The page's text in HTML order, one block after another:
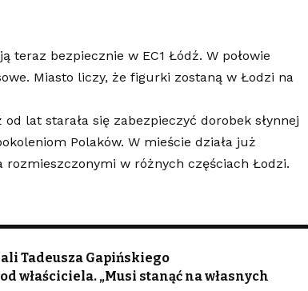
teraz bezpiecznie w EC1 Łódź. W połowie
Miasto liczy, że figurki zostaną w Łodzi na
lat starała się zabezpieczyć dorobek słynnej
Polaków. W mieście działa już
w różnych częściach Łodzi.
Tadeusza Gapińskiego
właściciela. „Musi stanąć na własnych